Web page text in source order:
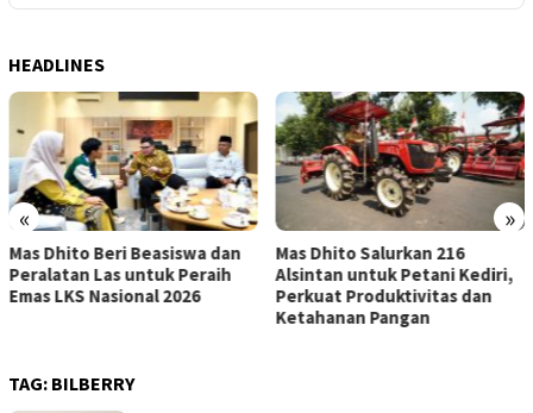
HEADLINES
« »
Mas Dhito Salurkan 216
Alsintan untuk Petani Kediri,
Perkuat Produktivitas dan
Gus Qowim: Tata Kelola
Kepastian Hukum Jadi
Cegah Konflik Tanah
TAG: BILBERRY